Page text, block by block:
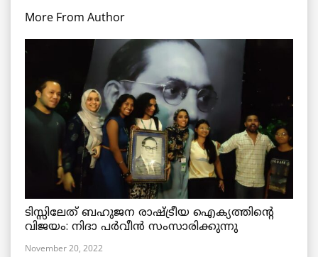
More From Author
ടിസ്സിലേത് ബഹുജന രാഷ്ട്രീയ ഐക്യത്തിന്റെ
വിജയം: നിദാ പർവീൻ സംസാരിക്കുന്നു
November 20, 2022